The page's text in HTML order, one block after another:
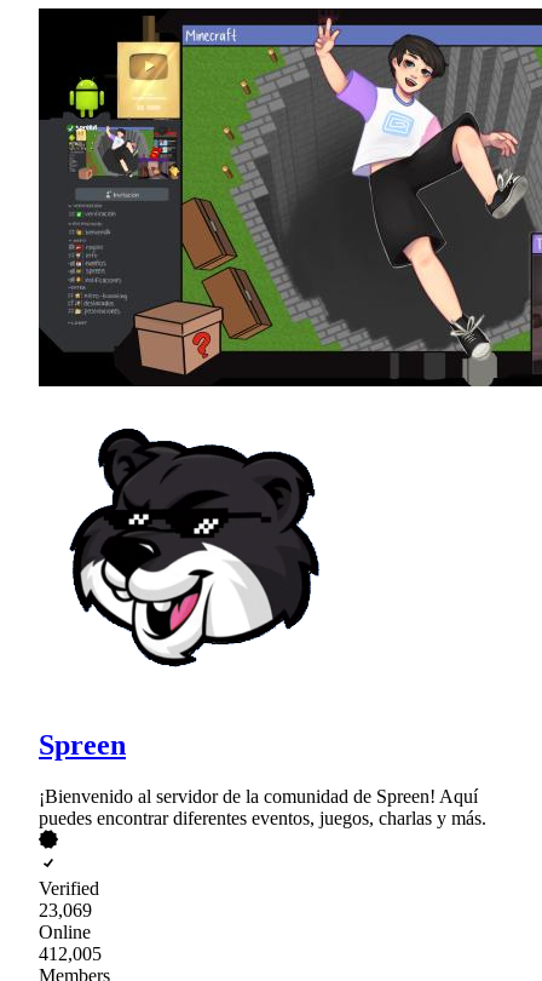
Spreen
¡Bienvenido al servidor de la comunidad de Spreen! Aquí
puedes encontrar diferentes eventos, juegos, charlas y más.
Verified
23,069
Online
412,005
Members